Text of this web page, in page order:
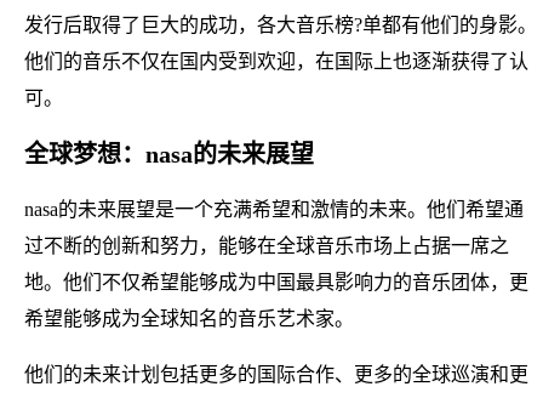
发行后取得了巨大的成功，各大音乐榜?单都有他们的身影。
他们的音乐不仅在国内受到欢迎，在国际上也逐渐获得了认
可。
全球梦想：nasa的未来展望
nasa的未来展望是一个充满希望和激情的未来。他们希望通
过不断的创新和努力，能够在全球音乐市场上占据一席之
地。他们不仅希望能够成为中国最具影响力的音乐团体，更
希望能够成为全球知名的音乐艺术家。
他们的未来计划包括更多的国际合作、更多的全球巡演和更